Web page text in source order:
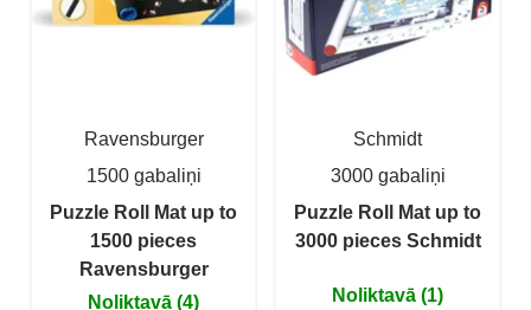
Ravensburger
1500 gabaliņi
Puzzle Roll Mat up to
1500 pieces
Ravensburger
Noliktavā (4)
Schmidt
3000 gabaliņi
Puzzle Roll Mat up to
3000 pieces Schmidt
Noliktavā (1)